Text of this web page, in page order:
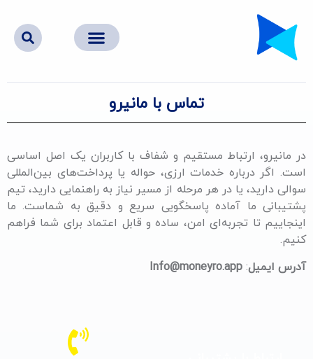
تماس با مانیرو
در مانیرو، ارتباط مستقیم و شفاف با کاربران یک اصل اساسی
است. اگر درباره خدمات ارزی، حواله یا پرداخت‌های بین‌المللی
سوالی دارید، یا در هر مرحله از مسیر نیاز به راهنمایی دارید، تیم
پشتیبانی ما آماده پاسخگویی سریع و دقیق به شماست. ما
اینجاییم تا تجربه‌ای امن، ساده و قابل اعتماد برای شما فراهم
کنیم.
آدرس ایمیل:
Info@moneyro.app